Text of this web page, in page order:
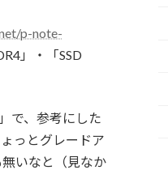
p-note-
」・「SSD
で、参考にした
っとグレードア
いなと（見なか